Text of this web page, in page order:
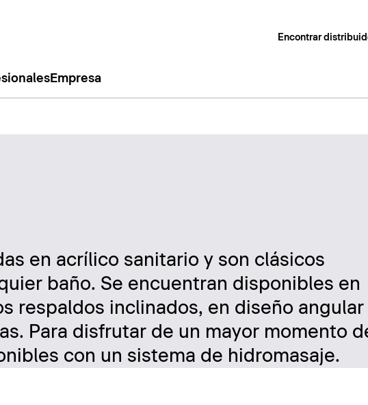
Encontrar
Empresa
en acrílico sanitario y son clásicos
baño. Se encuentran disponibles en
respaldos inclinados, en diseño angular
Para disfrutar de un mayor momento
con un sistema de hidromasaje.